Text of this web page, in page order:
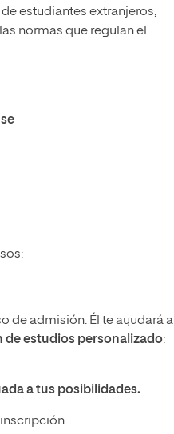
estudiantes extranjeros,
normas que regulan el
de admisión. Él te ayudará a
de estudios personalizado:
a tus posibilidades.